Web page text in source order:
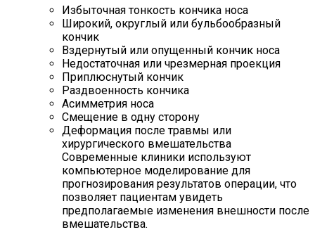
Избыточная тонкость кончика носа
Широкий, округлый или бульбообразный
кончик
Вздернутый или опущенный кончик носа
Недостаточная или чрезмерная проекция
Приплюснутый кончик
Раздвоенность кончика
Асимметрия носа
Смещение в одну сторону
Деформация после травмы или
хирургического вмешательства
Современные клиники используют
компьютерное моделирование для
прогнозирования результатов операции, что
позволяет пациентам увидеть
предполагаемые изменения внешности после
вмешательства.